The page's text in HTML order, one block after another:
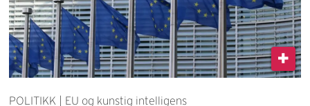
POLITIKK | EU og kunstig intelligens